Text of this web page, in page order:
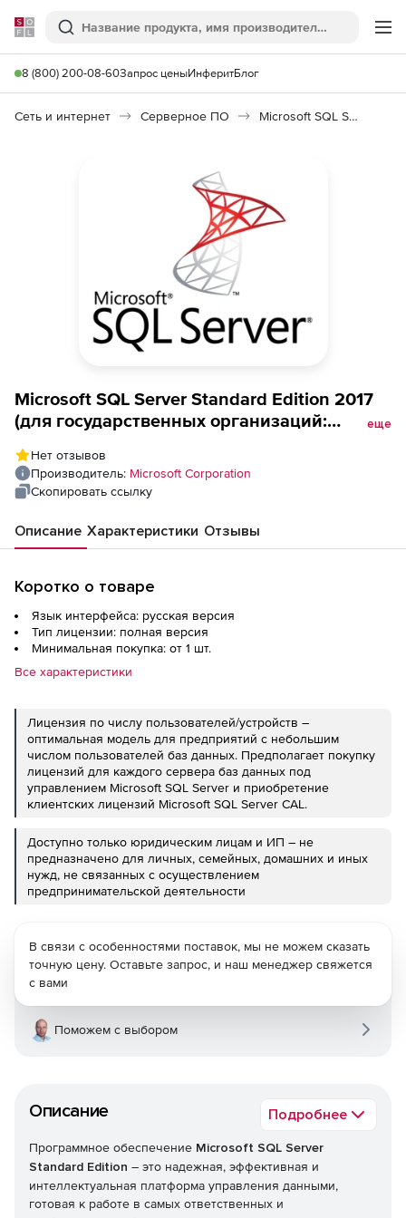
Softline
Поиск
8 (800) 200-08-60Запрос ценыИнферитБлог
Сеть и интернет Серверное ПО Microsoft SQL Server Standard Edition
Microsoft SQL Server Standard Edition 2017
(для государственных организаций:
Level B CoreLic
еще
Нет отзывов
Производитель: Microsoft Corporation
Скопировать ссылку
Описание Характеристики Отзывы
Коротко о товаре
Язык интерфейса: русская версия
Тип лицензии: полная версия
Минимальная покупка: от 1 шт.
Все характеристики
Лицензия по числу пользователей/устройств –
оптимальная модель для предприятий с небольшим
числом пользователей баз данных. Предполагает покупку
лицензий для каждого сервера баз данных под
управлением Microsoft SQL Server и приобретение
клиентских лицензий Microsoft SQL Server CAL.
Доступно только юридическим лицам и ИП – не
предназначено для личных, семейных, домашних и иных
нужд, не связанных с осуществлением
предпринимательской деятельности
Описание Подробнее
Программное обеспечение Microsoft SQL Server
Standard Edition – это надежная, эффективная и
интеллектуальная платформа управления данными,
готовая к работе в самых ответственных и
В связи с особенностями поставок, мы не можем сказать
точную цену. Оставьте запрос, и наш менеджер свяжется
с вами
Поможем с выбором